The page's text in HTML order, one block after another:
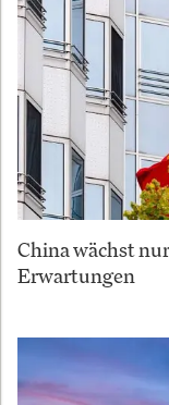
China wächst
Erwartungen